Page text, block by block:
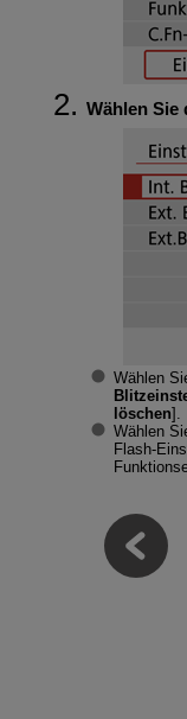
Wählen Sie
Wählen
löschen].
Wählen
Flash-